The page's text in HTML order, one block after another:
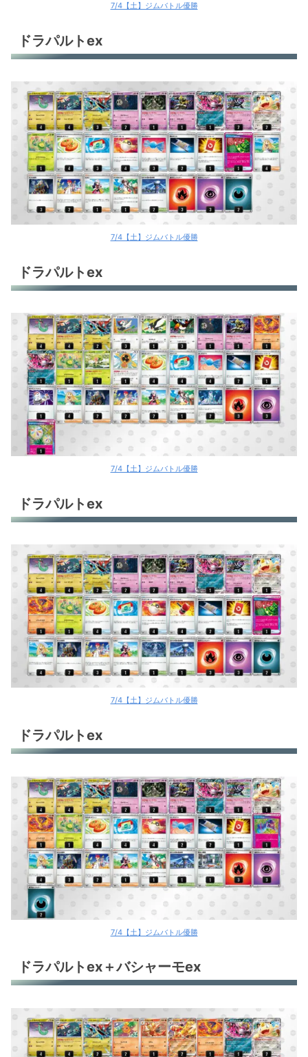
7/4【土】ジムバトル優勝
ドラパルトex
7/4【土】ジムバトル優勝
ドラパルトex
7/4【土】ジムバトル優勝
ドラパルトex
7/4【土】ジムバトル優勝
ドラパルトex
7/4【土】ジムバトル優勝
ドラパルトex＋バシャーモex